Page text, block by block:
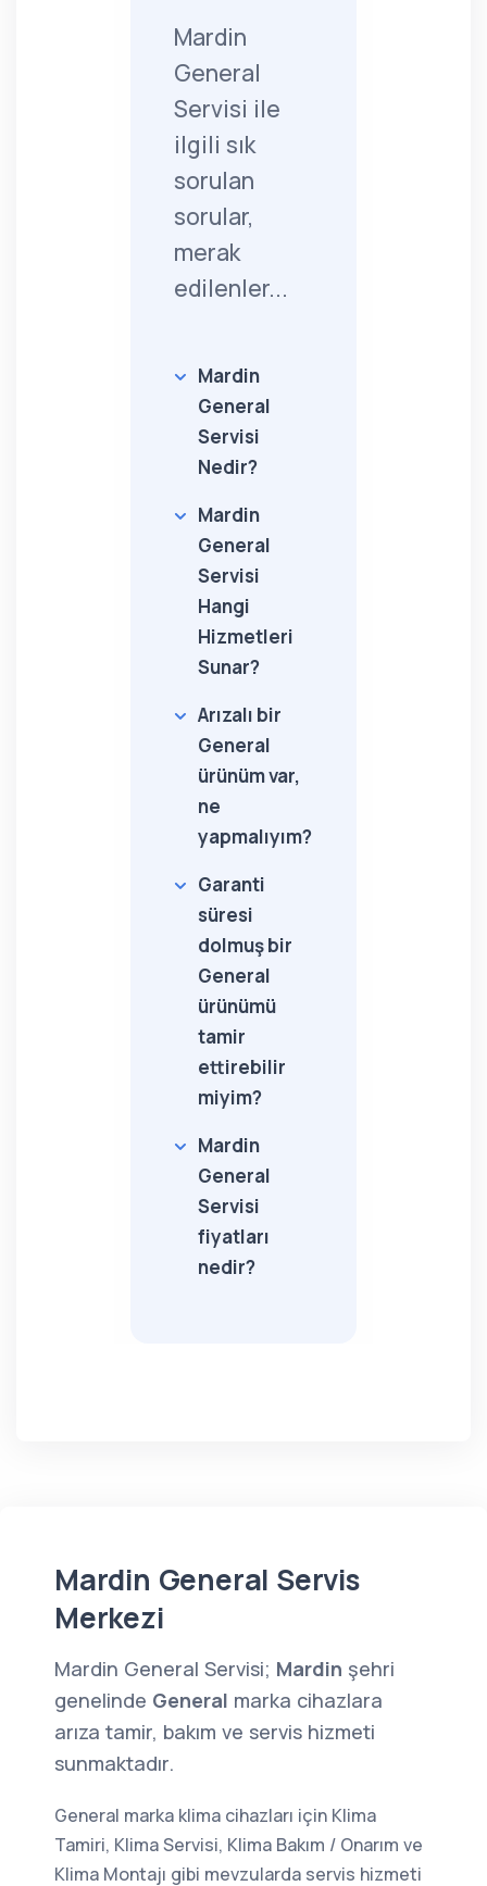
Mardin
General
Servisi ile
ilgili sık
sorulan
sorular,
merak
edilenler...
Mardin
General
Servisi
Nedir?
Mardin
General
Servisi
Hangi
Hizmetleri
Sunar?
Arızalı bir
General
ürünüm var,
ne
yapmalıyım?
Garanti
süresi
dolmuş bir
General
ürünümü
tamir
ettirebilir
miyim?
Mardin
General
Servisi
fiyatları
nedir?
Mardin General Servis
Merkezi
Mardin General Servisi; Mardin şehri
genelinde General marka cihazlara
arıza tamir, bakım ve servis hizmeti
sunmaktadır.
General marka klima cihazları için Klima
Tamiri, Klima Servisi, Klima Bakım / Onarım ve
Klima Montajı gibi mevzularda servis hizmeti